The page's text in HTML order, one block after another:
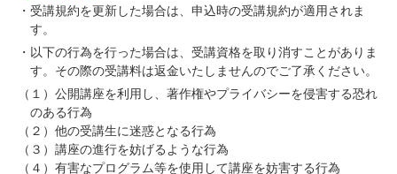
・受講規約を更新した場合は、申込時の受講規約が適用されま
す。
・以下の行為を行った場合は、受講資格を取り消すことがありま
す。その際の受講料は返金いたしませんのでご了承ください。
（１）公開講座を利用し、著作権やプライバシーを侵害する恐れ
のある行為
（２）他の受講生に迷惑となる行為
（３）講座の進行を妨げるような行為
（４）有害なプログラム等を使用して講座を妨害する行為